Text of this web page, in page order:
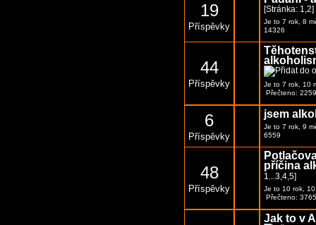
19
Příspěvky
[Stránka: 1,2]
Je to 7 rok, 8
14326
44
Příspěvky
Je to 7 rok, 10
Přečteno:
6
Příspěvky
jsem
Je to 7 rok, 9
6559
48
Příspěvky
příčina
1...3,4,5]
Je to 10 rok,
Přečteno:
Jak to v